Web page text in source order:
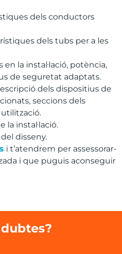
dels conductors
dels tubs per a les
la instal·lació, potència,
de seguretat adaptats.
dels dispositius de
seccions dels
la instal·lació.
disseny.
i t’atendrem per assessorar-
i que puguis aconseguir